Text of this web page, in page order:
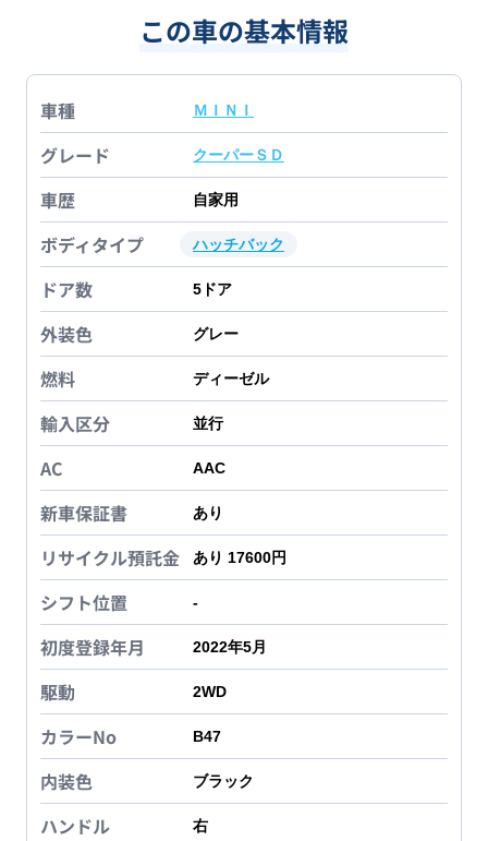
この車の基本情報
車種 ＭＩＮＩ
グレード クーパーＳＤ
車歴 自家用
ボディタイプ ハッチバック
ドア数 5 ドア
外装色 グレー
燃料 ディーゼル
輸入区分 並行
AC AAC
新車保証書 あり
リサイクル預託金 あり 17600円
シフト位置 -
初度登録年月 2022年5月
駆動 2WD
カラーNo B47
内装色 ブラック
ハンドル 右